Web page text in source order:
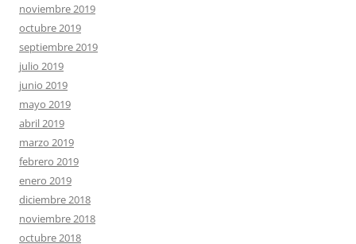
noviembre 2019
octubre 2019
septiembre 2019
julio 2019
junio 2019
mayo 2019
abril 2019
marzo 2019
febrero 2019
enero 2019
diciembre 2018
noviembre 2018
octubre 2018